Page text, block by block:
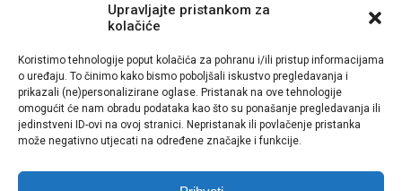
Upravljajte pristankom za
kolačiće
Koristimo tehnologije poput kolačića za pohranu i/ili pristup informacijama
o uređaju. To činimo kako bismo poboljšali iskustvo pregledavanja i
prikazali (ne)personalizirane oglase. Pristanak na ove tehnologije
omogućit će nam obradu podataka kao što su ponašanje pregledavanja ili
jedinstveni ID-ovi na ovoj stranici. Nepristanak ili povlačenje pristanka
može negativno utjecati na određene značajke i funkcije.